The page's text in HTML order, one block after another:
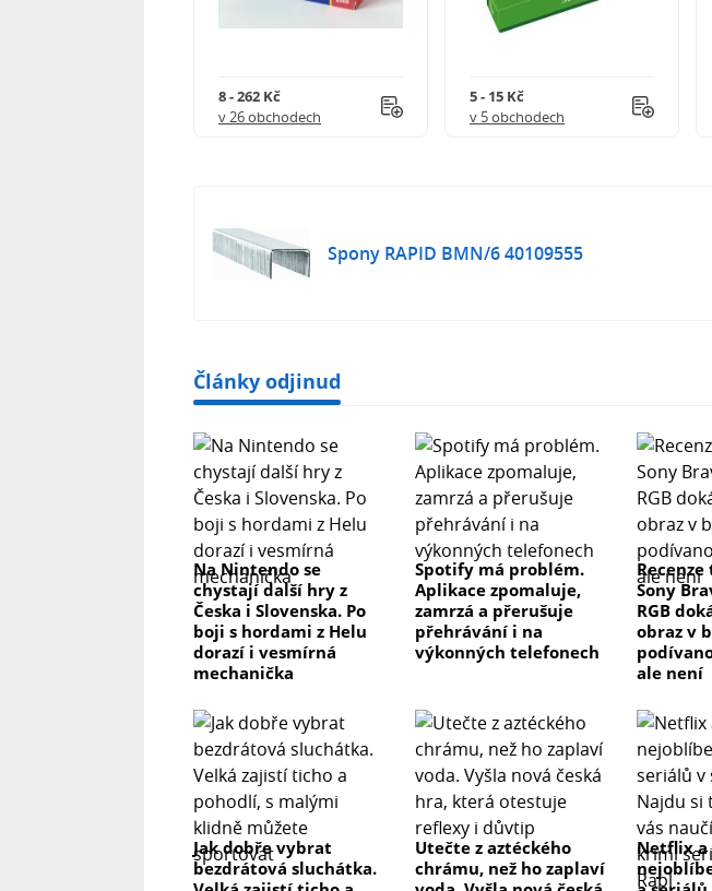
8 - 262 Kč
v 26 obchodech
5 - 15 Kč
v 5 obchodech
Spony RAPID BMN/6 40109555
Články odjinud
Na Nintendo se
chystají další hry z
Česka i Slovenska. Po
boji s hordami z Helu
dorazí i vesmírná
mechanička
Spotify má problém.
Aplikace zpomaluje,
zamrzá a přerušuje
přehrávání i na
výkonných telefonech
Sony
RGB
obraz v
ale není
Jak dobře vybrat
bezdrátová sluchátka.
Utečte z aztéckého
chrámu, než ho zaplaví
Netflix a